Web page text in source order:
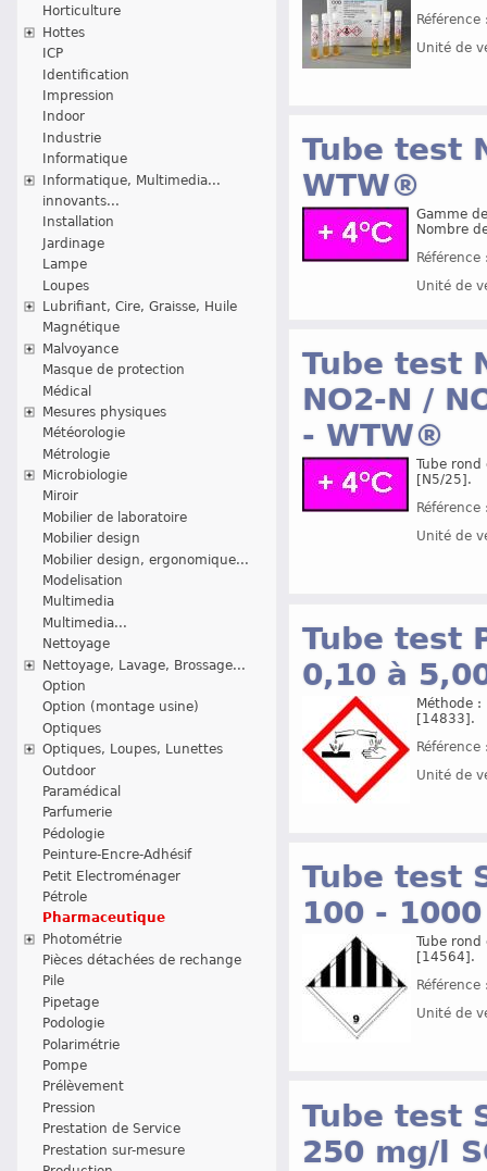
Horticulture
Hottes
ICP
Identification
Impression
Indoor
Industrie
Informatique
Informatique, Multimedia...
innovants...
Installation
Jardinage
Lampe
Loupes
Lubrifiant, Cire, Graisse, Huile
Magnétique
Malvoyance
Masque de protection
Médical
Mesures physiques
Météorologie
Métrologie
Microbiologie
Miroir
Mobilier de laboratoire
Mobilier design
Mobilier design, ergonomique...
Modelisation
Multimedia
Multimedia...
Nettoyage
Nettoyage, Lavage, Brossage...
Option
Option (montage usine)
Optiques
Optiques, Loupes, Lunettes
Outdoor
Paramédical
Parfumerie
Pédologie
Peinture-Encre-Adhésif
Petit Electroménager
Pétrole
Pharmaceutique
Photométrie
Pièces détachées de rechange
Pile
Pipetage
Podologie
Polarimétrie
Pompe
Prélèvement
Pression
Prestation de Service
Prestation sur-mesure
Unité de
Tube test
WTW®
Gamme
Nombre
Unité de
Tube test
NO2-N /
- WTW®
Tube
[N5/25].
Unité de
Tube test
0,10 à
Méthode :
[14833].
Unité de
Tube test
100 -
Tube
[14564].
Unité de
Tube test
250 mg/l